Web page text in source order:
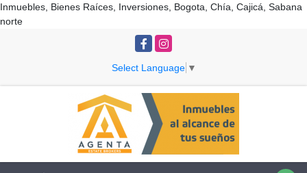
Inmuebles, Bienes Raíces, Inversiones, Bogota, Chía, Cajicá, Sabana
norte
FacebookInstagram
Select Language ▼